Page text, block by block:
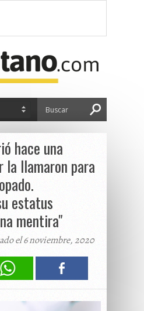
hace una
la llamaron para
estatus
mentira"
el 6 noviembre, 2020